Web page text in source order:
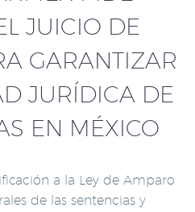
JUICIO DE
GARANTIZAR
JURÍDICA DE
EN MÉXICO
a la Ley de Amparo
de las sentencias y